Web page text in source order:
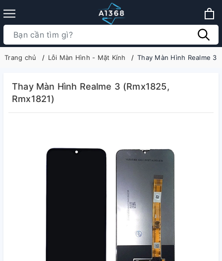
Trang chủ Lỗi Màn Hình - Mặt Kính Thay Màn Hình Realme 3
Thay Màn Hình Realme 3 (Rmx1825,
Rmx1821)